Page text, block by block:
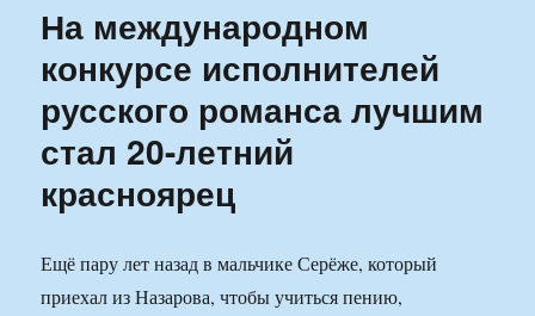
На международном
конкурсе исполнителей
русского романса лучшим
стал 20-летний
красноярец
Ещё пару лет назад в мальчике Серёже, который
приехал из Назарова, чтобы учиться пению,